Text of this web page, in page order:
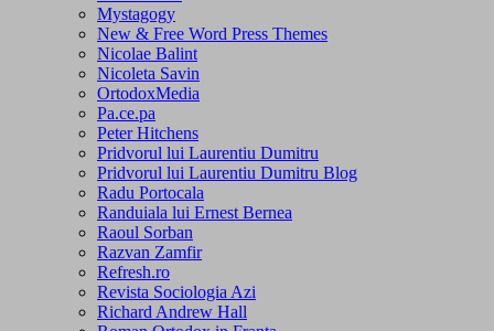
Mystagogy
New & Free Word Press Themes
Nicolae Balint
Nicoleta Savin
OrtodoxMedia
Pa.ce.pa
Peter Hitchens
Pridvorul lui Laurentiu Dumitru
Pridvorul lui Laurentiu Dumitru Blog
Radu Portocala
Randuiala lui Ernest Bernea
Raoul Sorban
Razvan Zamfir
Refresh.ro
Revista Sociologia Azi
Richard Andrew Hall